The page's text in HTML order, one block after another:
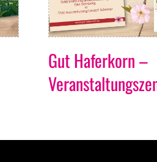
Gut Haferkorn –